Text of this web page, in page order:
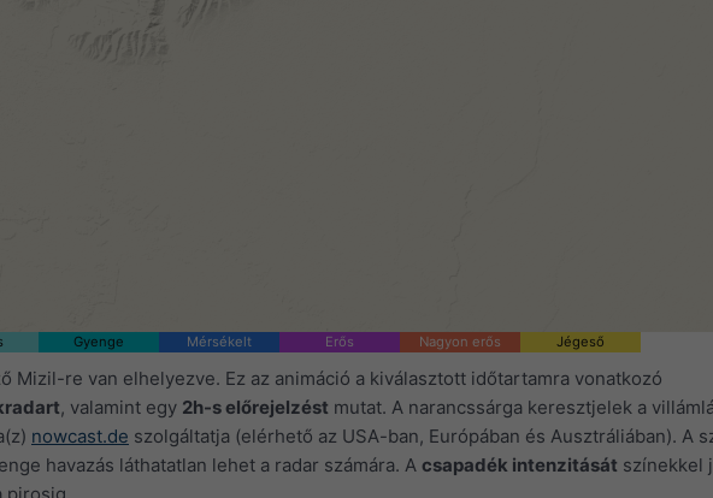
Gyenge Mérsékelt Erős Nagyon erős Jégeső
Mizil-re van elhelyezve. Ez az animáció a kiválasztott időtartamra vonatkozó
, valamint egy 2h-s előrejelzést mutat. A narancssárga keresztjelek a
nowcast.de szolgáltatja (elérhető az USA-ban, Európában és Ausztráliában). A
havazás láthatatlan lehet a radar számára. A csapadék intenzitását színekkel